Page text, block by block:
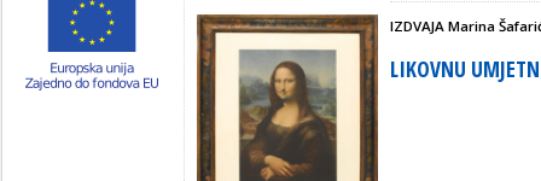
IZDVAJA Marina
LIKOVNU